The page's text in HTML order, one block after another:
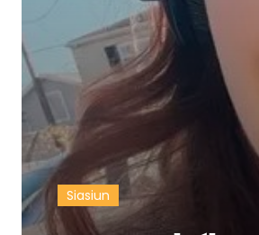
Siasiun